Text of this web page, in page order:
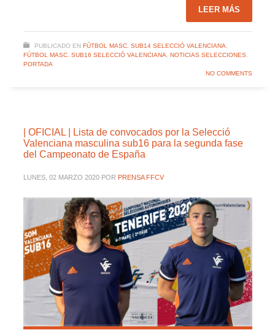
LEER MÁS
PUBLICADO EN FÚTBOL MASC. SUB14 SELECCIÓ VALENCIANA,
FÚTBOL MASC. SUB16 SELECCIÓ VALENCIANA, NOTICIAS SELECCIONES,
PORTADA
NO COMMENTS
| OFICIAL | Lista de convocados por la Selecció
Valenciana masculina sub16 para la segunda fase
del Campeonato de España
LUNES, 02 MARZO 2020 POR PRENSA FFCV